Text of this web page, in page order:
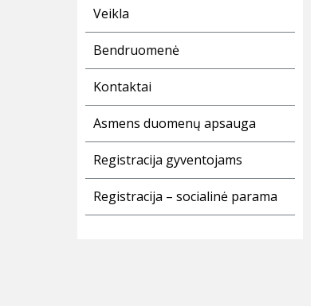
Veikla
Bendruomenė
Kontaktai
Asmens duomenų apsauga
Registracija gyventojams
Registracija – socialinė parama